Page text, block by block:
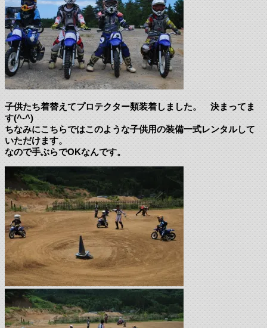
子供たち着替えてプロテクター類装着しました。 決まってま
す(^-^)
ちなみにこちらではこのような子供用の装備一式レンタルして
いただけます。
なので手ぶらでOKなんです。